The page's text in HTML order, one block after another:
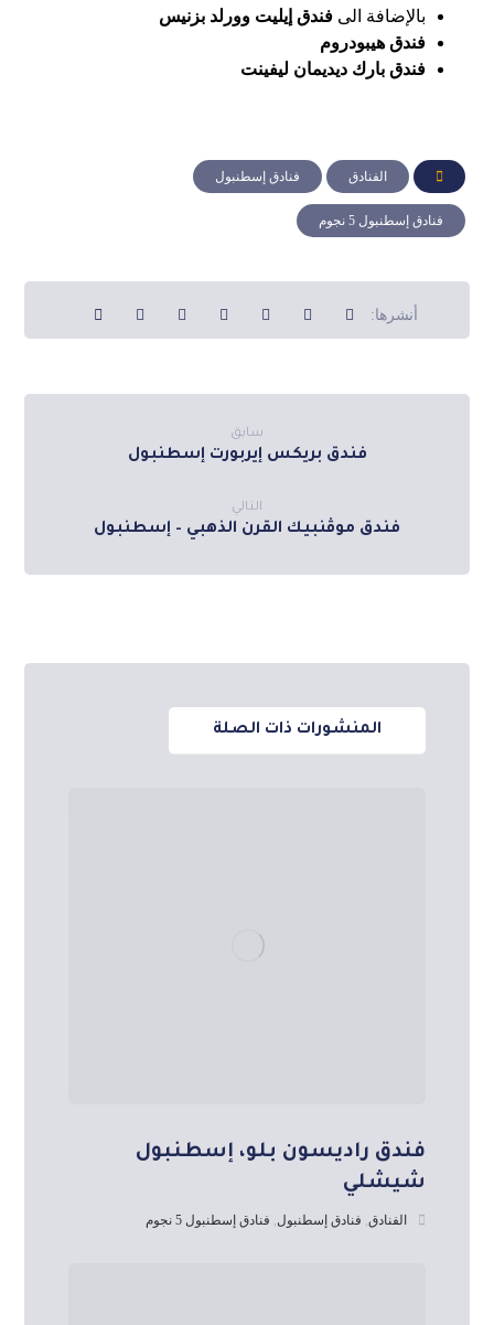
بالإضافة الىفندق إيليت وورلد بزنيس
فندق هيبودروم
فندق بارك ديديمان ليفينت
الفنادق فنادق إسطنبول
فنادق إسطنبول 5 نجوم
سابق
فندق بريكس إيربورت إسطنبول
التالي
فندق موڤنبيك القرن الذهبي – إسطنبول
المنشورات ذات الصلة
فندق راديسون بلو، إسطنبول
شيشلي
الفنادق, فنادق إسطنبول, فنادق إسطنبول 5 نجوم